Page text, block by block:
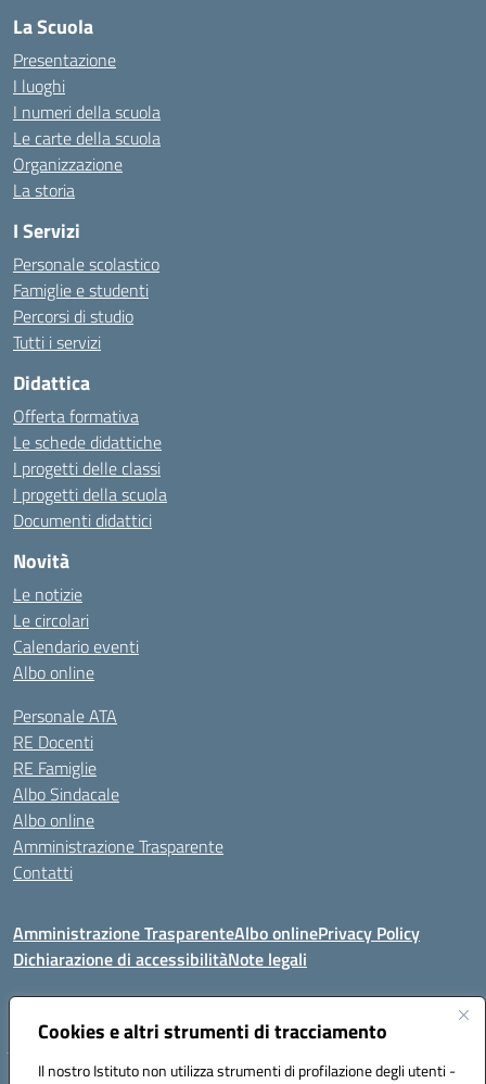
Cookies e altri strumenti di tracciamento
Il nostro Istituto non utilizza strumenti di profilazione degli utenti -
La Scuola
Presentazione
I luoghi
I numeri della scuola
Le carte della scuola
Organizzazione
La storia
I Servizi
Personale scolastico
Famiglie e studenti
Percorsi di studio
Tutti i servizi
Didattica
Offerta formativa
Le schede didattiche
I progetti delle classi
I progetti della scuola
Documenti didattici
Novità
Le notizie
Le circolari
Calendario eventi
Albo online
Personale ATA
RE Docenti
RE Famiglie
Albo Sindacale
Albo online
Amministrazione Trasparente
Contatti
Amministrazione TrasparenteAlbo onlinePrivacy Policy
Dichiarazione di accessibilitàNote legali